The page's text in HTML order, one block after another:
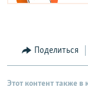
Поделиться
Этот контент также в